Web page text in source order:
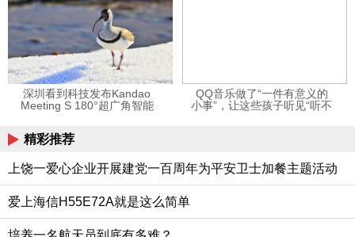
深圳看到科技发布Kandao
Meeting S 180°超广角智能
QQ音乐做了“一件有意义的
小事”，让这些孩子听见“听不
精彩推荐
上饶一爱心企业开展建党一百周年为平安卫士加餐主题活动
爱上海信H55E72A就是这么简单